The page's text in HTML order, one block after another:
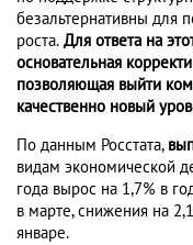
безальтернативны для
роста. Для ответа на
основательная
позволяющая выйти
качественно новый
По данным Росстата,
видам экономической
года вырос на 1,7% в
в марте, снижения на
январе.